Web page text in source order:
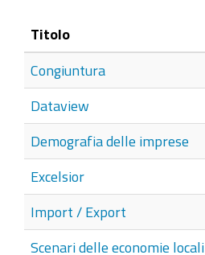
Titolo
Congiuntura
Dataview
Demografia delle imprese
Excelsior
Import / Export
Scenari delle economie locali